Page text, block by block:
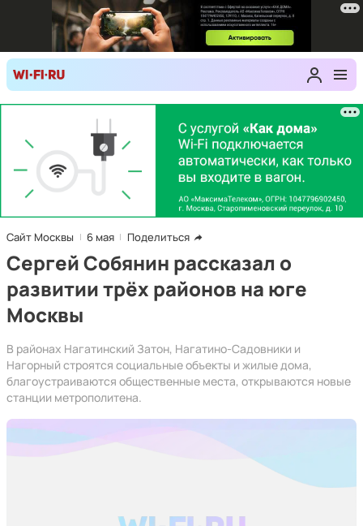
Сайт Москвы 6 мая Поделиться
Сергей Собянин рассказал о
развитии трёх районов на юге
Москвы
В районах Нагатинский Затон, Нагатино-Садовники и
Нагорный строятся социальные объекты и жилые дома,
благоустраиваются общественные места, открываются новые
станции метрополитена.